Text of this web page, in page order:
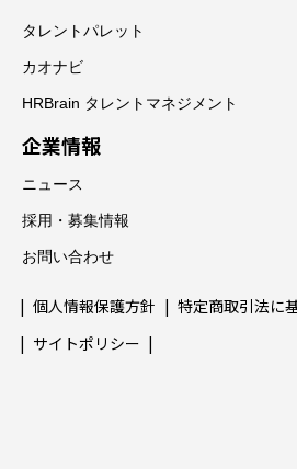
タレントパレット
カオナビ
HRBrain タレントマネジメント
企業情報
ニュース
採用・募集情報
お問い合わせ
個人情報保護方針
特定商取引法に
サイトポリシー